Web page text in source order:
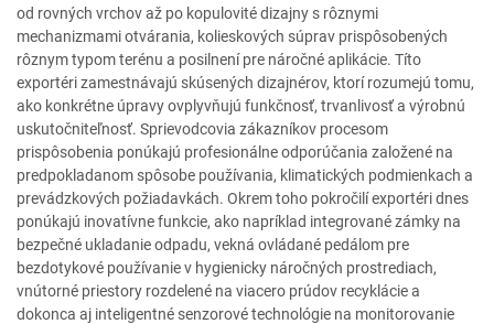
od rovných vrchov až po kopulovité dizajny s rôznymi
mechanizmami otvárania, kolieskových súprav prispôsobených
rôznym typom terénu a posilnení pre náročné aplikácie. Títo
exportéri zamestnávajú skúsených dizajnérov, ktorí rozumejú tomu,
ako konkrétne úpravy ovplyvňujú funkčnosť, trvanlivosť a výrobnú
uskutočniteľnosť. Sprievodcovia zákazníkov procesom
prispôsobenia ponúkajú profesionálne odporúčania založené na
predpokladanom spôsobe používania, klimatických podmienkach a
prevádzkových požiadavkách. Okrem toho pokročilí exportéri dnes
ponúkajú inovatívne funkcie, ako napríklad integrované zámky na
bezpečné ukladanie odpadu, vekná ovládané pedálom pre
bezdotykové používanie v hygienicky náročných prostrediach,
vnútorné priestory rozdelené na viacero prúdov recyklácie a
dokonca aj inteligentné senzorové technológie na monitorovanie